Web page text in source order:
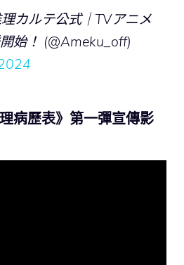
カルテ公式｜TVアニメ
始！ (@Ameku_off)
病歷表》第一彈宣傳影